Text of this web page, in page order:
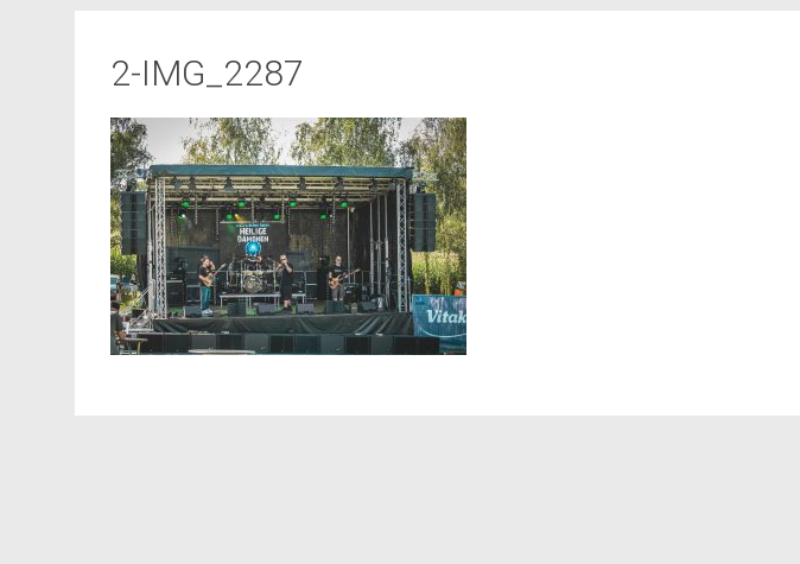
2-IMG_2287